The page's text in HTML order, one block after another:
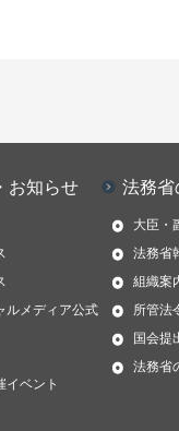
お知らせ
ルメディア公式
イベント
法務省
大臣・
法務省
組織案
所管法
国会提
法務省